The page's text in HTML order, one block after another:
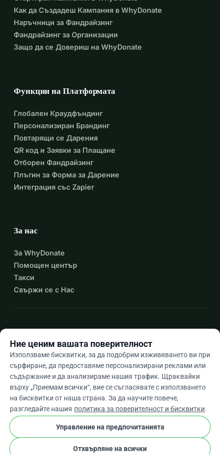
Как да Създадеш Кампания в WhyDonate
Наръчници за Фандрайзинг
Фандрайзинг за Организации
Защо да се Довериш на WhyDonate
Функции на Платформата
Глобален Краудфъндинг
Персонализиран Брандинг
Повтарящи се Дарения
QR код и Заявки за Плащане
Отборен Фандрайзинг
Плъгин за Форма за Дарение
Интеграция със Zapier
За нас
За WhyDonate
Помощен център
Такси
Свържи се с Нас
Bgarrow_drop_down
★★★★★4,9 / 5 въз основа на 500+ отзива
WhyDonate
Ние ценим вашата поверителност
Използваме бисквитки, за да подобрим изживяването ви при
сърфиране, да предоставяме персонализирани реклами или
съдържание и да анализираме нашия трафик. Щраквайки
върху „Приемам всички“, вие се съгласявате с използването
на бисквитки от наша страна. За да научите повече,
разгледайте нашия политика за поверителност и бисквитки.
Управление на предпочитанията
Отхвърляне на всички